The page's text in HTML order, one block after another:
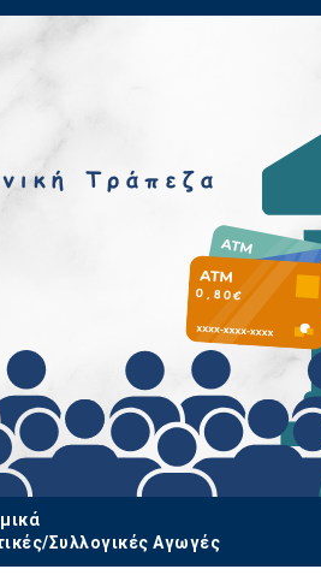
Συλλογικές Αγωγές